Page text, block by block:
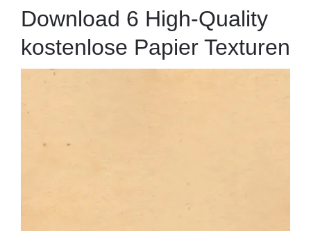
Download 6 High-Quality
kostenlose Papier Texturen